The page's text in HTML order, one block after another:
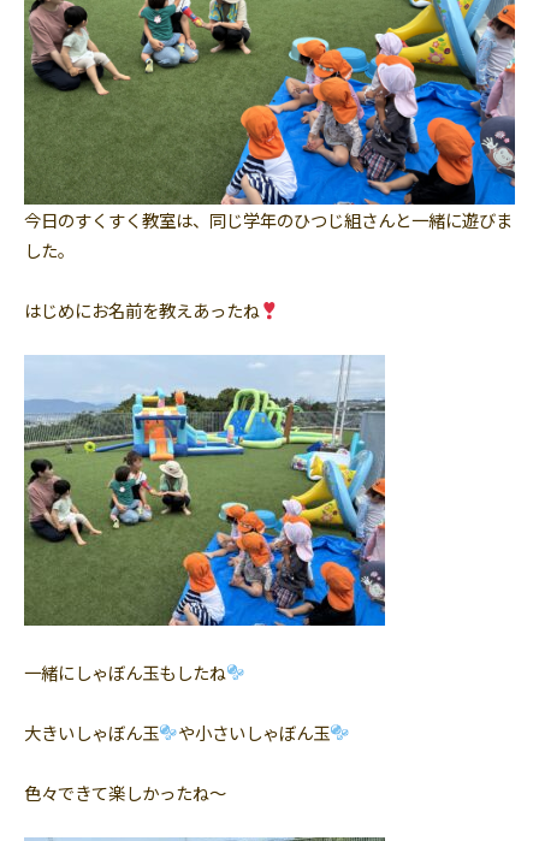
今日のすくすく教室は、同じ学年のひつじ組さんと一緒に遊びま
した。
はじめにお名前を教えあったね
一緒にしゃぼん玉もしたね
大きいしゃぼん玉 や小さいしゃぼん玉
色々できて楽しかったね〜